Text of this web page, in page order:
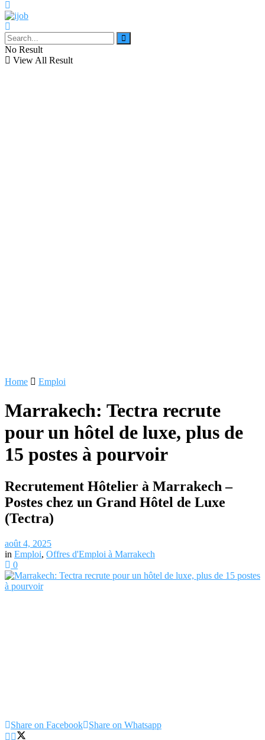
No Result
View All Result
Home Emploi
Marrakech: Tectra recrute
pour un hôtel de luxe, plus de
15 postes à pourvoir
Recrutement Hôtelier à Marrakech –
Postes chez un Grand Hôtel de Luxe
(Tectra)
août 4, 2025
in Emploi, Offres d'Emploi à Marrakech
0
Share on Facebook Share on Whatsapp